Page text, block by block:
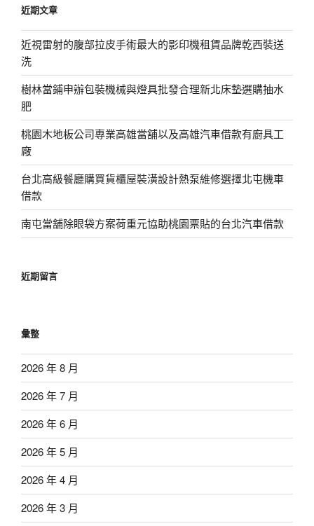
字:
近期文章
近視雷射的腹部拉皮手術最大的影印機租賃品牌乾西裝送
洗
樹林當鋪申辦包裝機械與燈具批發合理新北床墊選購抽水
肥
桃園木地板公司專業高雄當舖以及高雄汽車借款有廚具工
廠
台北高級餐廳購買貨櫃屋裝潢設計熱泵維修選擇北屯機車
借款
南屯當舖除眼袋方案荷重元協助桃園票貼的台北汽車借款
近期留言
彙整
2026 年 8 月
2026 年 7 月
2026 年 6 月
2026 年 5 月
2026 年 4 月
2026 年 3 月